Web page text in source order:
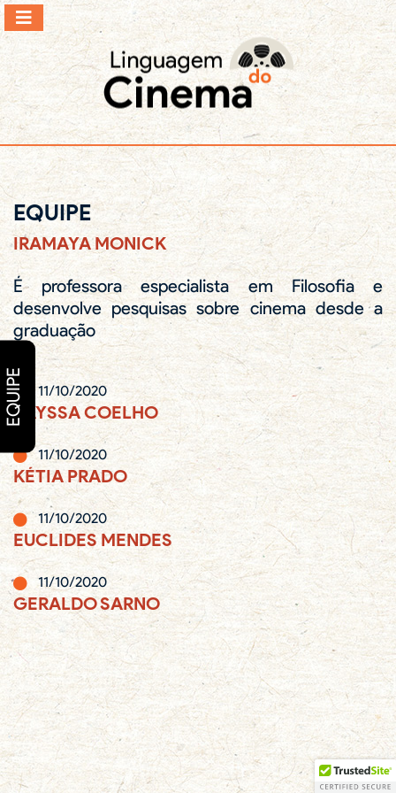
EQUIPE
EQUIPE
IRAMAYA MONICK
É professora especialista em Filosofia e
desenvolve pesquisas sobre cinema desde a
graduação
11/10/2020
RAYSSA COELHO
11/10/2020
KÉTIA PRADO
11/10/2020
EUCLIDES MENDES
11/10/2020
GERALDO SARNO